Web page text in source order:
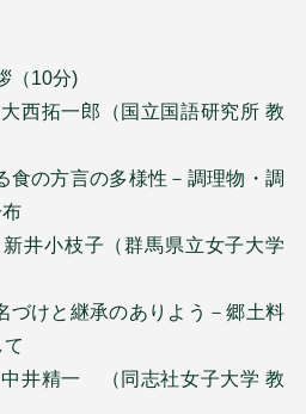
（10分)
西拓一郎（国立国語研究所 教
方言の多様性－調理物・調
井小枝子（群馬県立女子大学
と継承のありよう－郷土料
井精一 （同志社女子大学 教